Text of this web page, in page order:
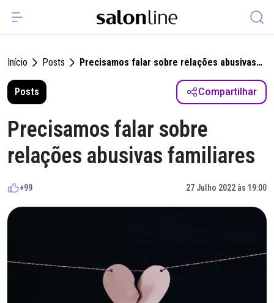
Início Posts
Precisamos falar sobre relações abusivas
Posts
Compartilhar
Precisamos falar sobre
relações abusivas familiares
+99 27 Julho 2022 às 19:00